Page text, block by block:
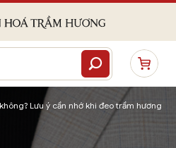
Lưu ý cần nhớ khi đeo trầm hương